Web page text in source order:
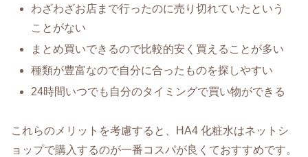
わざわざお店まで行ったのに売り切れていたという
ことがない
まとめ買いできるので比較的安く買えることが多い
種類が豊富なので自分に合ったものを探しやすい
24時間いつでも自分のタイミングで買い物ができる
これらのメリットを考慮すると、HA4 化粧水はネットシ
ョップで購入するのが一番コスパが良くておすすめです。